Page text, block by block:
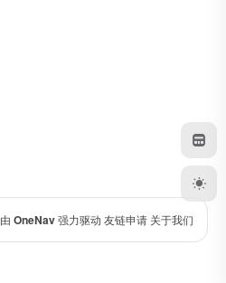
由 OneNav强力驱动 友链申请 关于我们